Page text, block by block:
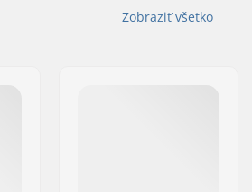
Zobraziť všetko